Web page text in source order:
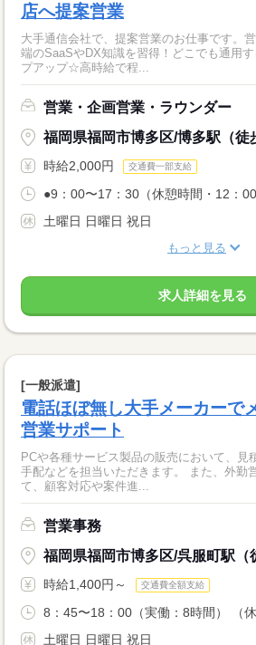
店へ提案営業
大手通信会社で、提案営業のお仕事です。
端のSaaSやDX知識を習得！どこでも通用
プアップ☆高時給で程...
営業・企画営業・ラウンダー
福岡県福岡市博多区/博多駅（徒
時給2,000円 交通費一部支給
●9：00〜17：30（休憩時間・12：00
土曜日 日曜日 祝日
もっと見る
求人詳細を見る
[一般派遣]
電話ほぼ無し大手メーカーで
営業サポート
PCや各種サービス製品の販売において、見
手配などを担当いただきます。 また、外勤
て、顧客対応や案件進...
営業事務
福岡県福岡市博多区/呉服町駅（
時給1,400円～ 交通費全額支給
8：45〜18：00（実働：8時間） （
土曜日 日曜日 祝日